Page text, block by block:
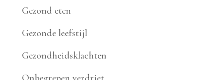
Gezond eten
Gezonde leefstijl
Gezondheidsklachten